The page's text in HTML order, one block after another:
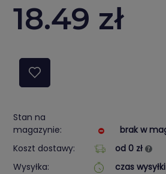
18.49 zł
Stan na
magazynie:
brak w
Koszt dostawy:
od 0 zł
Wysyłka:
czas